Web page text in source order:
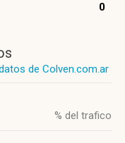
0
de Colven.com.ar
% del trafico